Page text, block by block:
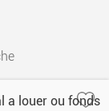
a louer ou fonds